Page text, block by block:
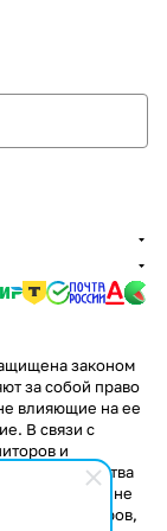
законом
за собой право
влияющие на ее
В связи с
и
свойства
могут не
товаров,